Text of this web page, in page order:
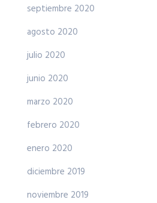
septiembre 2020
agosto 2020
julio 2020
junio 2020
marzo 2020
febrero 2020
enero 2020
diciembre 2019
noviembre 2019